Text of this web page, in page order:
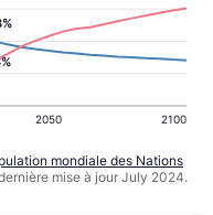
2050 2100
mondiale des Nations
mise à jour July 2024.